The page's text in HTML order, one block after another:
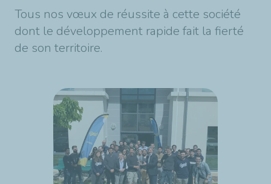
Tous nos vœux de réussite à cette société
dont le développement rapide fait la fierté
de son territoire.